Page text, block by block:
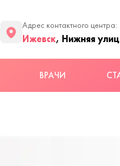
Адрес контактного центра:
Ижевск, Нижняя
ВРАЧИ